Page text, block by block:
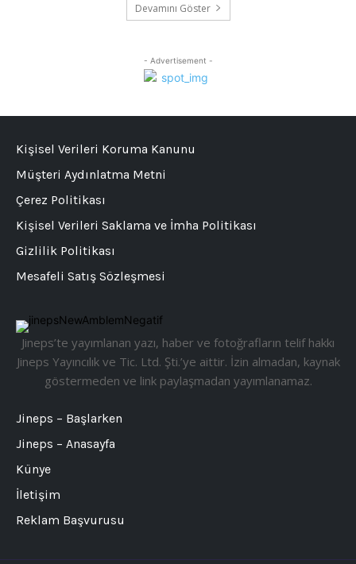
Devamını Göster
- Advertisement -
Jineps’te yayımlanan yazı, haber ve fotoğrafların telif hakkı
Jineps Yayıncılık ve Tic. Ltd. Şti.’ye aittir. İzin almadan, kaynak
göstermeden ve link paylaşmadan yayımlanamaz.
Jineps – Başlarken
Jineps – Anasayfa
Künye
İletişim
Reklam Başvurusu
Kişisel Verileri Koruma Kanunu
Müşteri Aydınlatma Metni
Çerez Politikası
Kişisel Verileri Saklama ve İmha Politikası
Gizlilik Politikası
Mesafeli Satış Sözleşmesi